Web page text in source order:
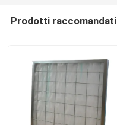
Prodotti raccomandati